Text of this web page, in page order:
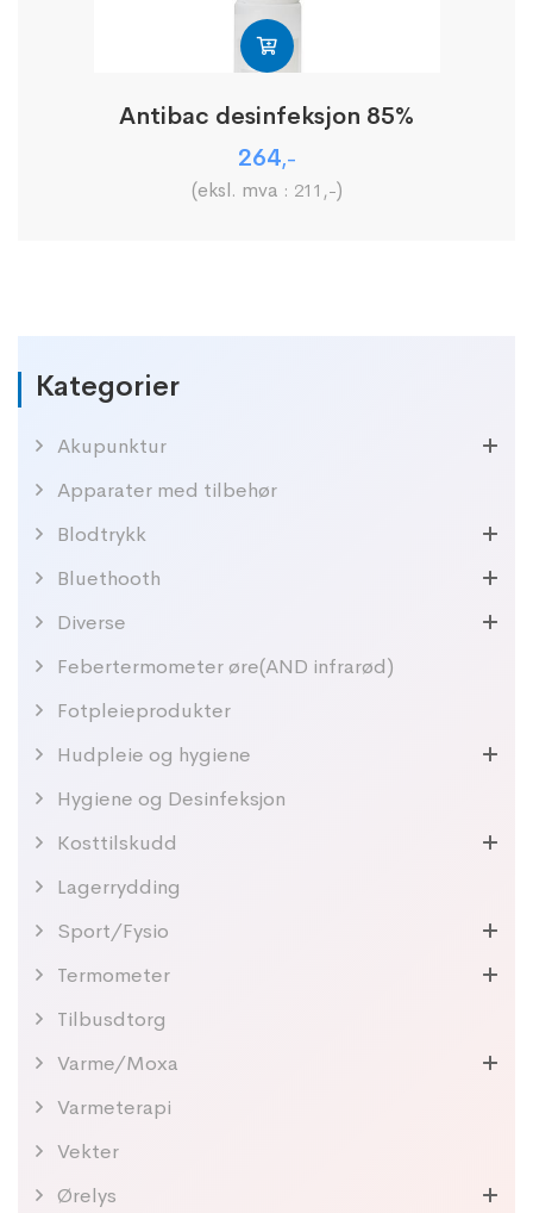
Kategorier
Akupunktur
Apparater med tilbehør
Blodtrykk
Bluethooth
Diverse
Febertermometer øre(AND infrarød)
Fotpleieprodukter
Hudpleie og hygiene
Hygiene og Desinfeksjon
Kosttilskudd
Lagerrydding
Sport/Fysio
Termometer
Tilbusdtorg
Varme/Moxa
Varmeterapi
Vekter
Ørelys
Antibac desinfeksjon 85%
264,-
(eksl. mva : 211 ,-)